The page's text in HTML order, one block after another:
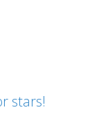
stars!